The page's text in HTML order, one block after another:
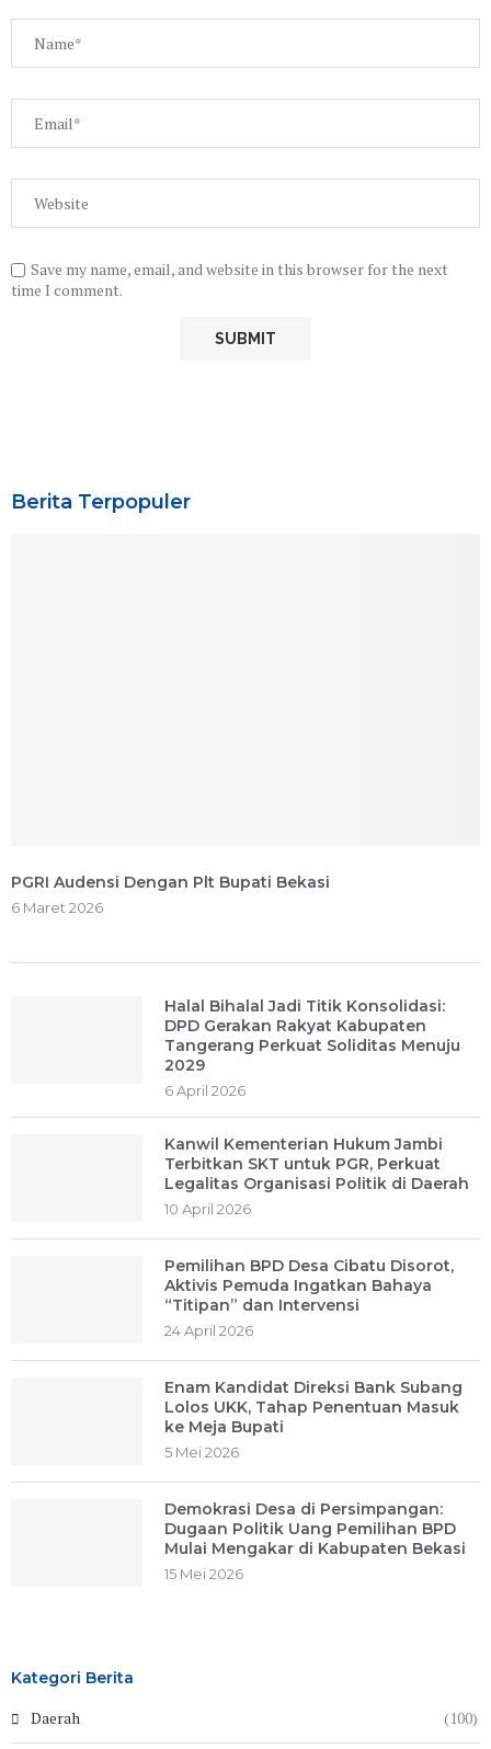
Save my name, email, and website in this browser for the next
time I comment.
Berita Terpopuler
PGRI Audensi Dengan Plt Bupati Bekasi
6 Maret 2026
Halal Bihalal Jadi Titik Konsolidasi:
DPD Gerakan Rakyat Kabupaten
Tangerang Perkuat Soliditas Menuju
2029
6 April 2026
Kanwil Kementerian Hukum Jambi
Terbitkan SKT untuk PGR, Perkuat
Legalitas Organisasi Politik di Daerah
10 April 2026
Pemilihan BPD Desa Cibatu Disorot,
Aktivis Pemuda Ingatkan Bahaya
“Titipan” dan Intervensi
24 April 2026
Enam Kandidat Direksi Bank Subang
Lolos UKK, Tahap Penentuan Masuk
ke Meja Bupati
5 Mei 2026
Demokrasi Desa di Persimpangan:
Dugaan Politik Uang Pemilihan BPD
Mulai Mengakar di Kabupaten Bekasi
15 Mei 2026
Kategori Berita
Daerah (100)